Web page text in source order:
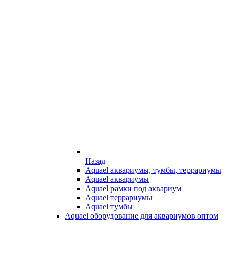
Назад
Aquael аквариумы, тумбы, террариумы
Aquael аквариумы
Aquael рамки под аквариум
Aquael террариумы
Aquael тумбы
Aquael оборудование для аквариумов оптом